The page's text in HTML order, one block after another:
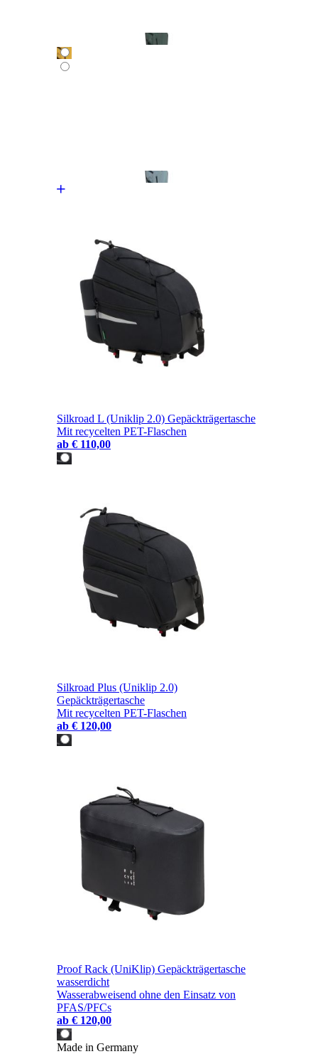
Silkroad L (Uniklip 2.0) Gepäckträgertasche
Mit recycelten PET-Flaschen
ab € 110,00
Silkroad Plus (Uniklip 2.0)
Gepäckträgertasche
Mit recycelten PET-Flaschen
ab € 120,00
Proof Rack (UniKlip) Gepäckträgertasche
wasserdicht
Wasserabweisend ohne den Einsatz von
PFAS/PFCs
ab € 120,00
Made in Germany